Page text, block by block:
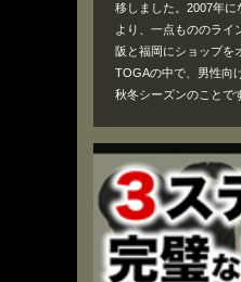
移しました。2007年
より、一点もののライ
阪と福岡にショップを
TOGAの中で、男性向
秋冬シーズンのことで